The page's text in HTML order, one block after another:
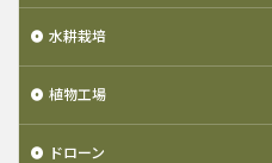
水耕栽培
植物工場
ドローン